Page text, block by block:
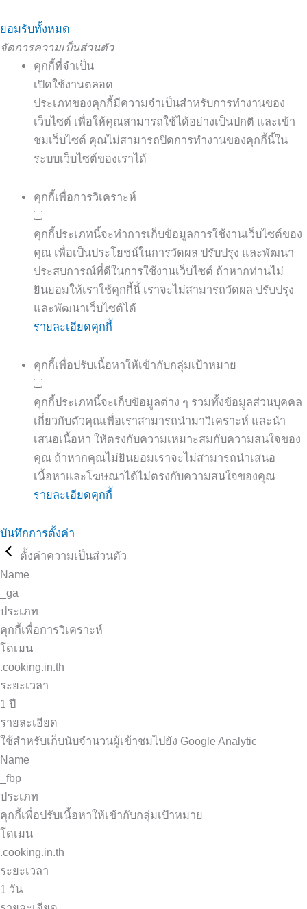
ยอมรับทั้งหมด
จัดการความเป็นส่วนตัว
คุกกี้ที่จำเป็น
เปิดใช้งานตลอด
ประเภทของคุกกี้มีความจำเป็นสำหรับการทำงานของ
เว็บไซต์ เพื่อให้คุณสามารถใช้ได้อย่างเป็นปกติ และเข้า
ชมเว็บไซต์ คุณไม่สามารถปิดการทำงานของคุกกี้นี้ใน
ระบบเว็บไซต์ของเราได้
คุกกี้เพื่อการวิเคราะห์
คุกกี้ประเภทนี้จะทำการเก็บข้อมูลการใช้งานเว็บไซต์ของ
คุณ เพื่อเป็นประโยชน์ในการวัดผล ปรับปรุง และพัฒนา
ประสบการณ์ที่ดีในการใช้งานเว็บไซต์ ถ้าหากท่านไม่
ยินยอมให้เราใช้คุกกี้นี้ เราจะไม่สามารถวัดผล ปรับปรุง
และพัฒนาเว็บไซต์ได้
รายละเอียดคุกกี้
คุกกี้เพื่อปรับเนื้อหาให้เข้ากับกลุ่มเป้าหมาย
คุกกี้ประเภทนี้จะเก็บข้อมูลต่าง ๆ รวมทั้งข้อมูลส่วนบุคคล
เกี่ยวกับตัวคุณเพื่อเราสามารถนำมาวิเคราะห์ และนำ
เสนอเนื้อหา ให้ตรงกับความเหมาะสมกับความสนใจของ
คุณ ถ้าหากคุณไม่ยินยอมเราจะไม่สามารถนำเสนอ
เนื้อหาและโฆษณาได้ไม่ตรงกับความสนใจของคุณ
รายละเอียดคุกกี้
บันทึกการตั้งค่า
ตั้งค่าความเป็นส่วนตัว
Name
_ga
ประเภท
คุกกี้เพื่อการวิเคราะห์
โดเมน
.cooking.in.th
ระยะเวลา
1 ปี
รายละเอียด
ใช้สำหรับเก็บนับจำนวนผู้เข้าชมไปยัง Google Analytic
Name
_fbp
ประเภท
คุกกี้เพื่อปรับเนื้อหาให้เข้ากับกลุ่มเป้าหมาย
โดเมน
.cooking.in.th
ระยะเวลา
1 วัน